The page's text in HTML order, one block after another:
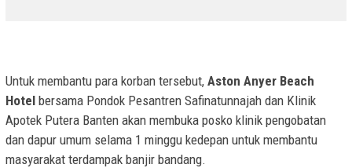
Untuk membantu para korban tersebut, ​ Aston Anyer Beach
Hotel bersama Pondok Pesantren Safinatunnajah dan Klinik
Apotek Putera Banten akan membuka posko klinik pengobatan
dan dapur umum selama 1 minggu kedepan untuk membantu
masyarakat terdampak banjir bandang.